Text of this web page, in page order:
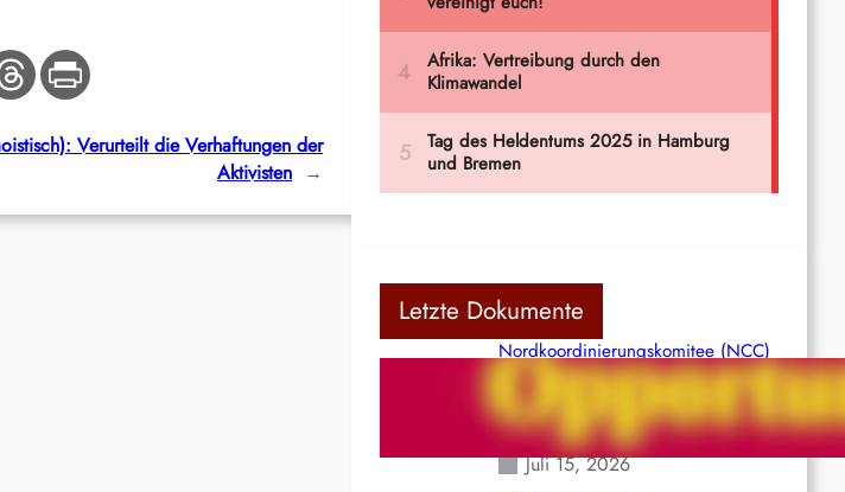
Verurteilt die Verhaftungen der
Aktivisten →
Letzte Dokumente
Nordkoordinierungskomitee (NCC)
der Kommunistischen Partei Indiens
(Maoistisch): Postmoderner
Opportunismus
Juli 15, 2026